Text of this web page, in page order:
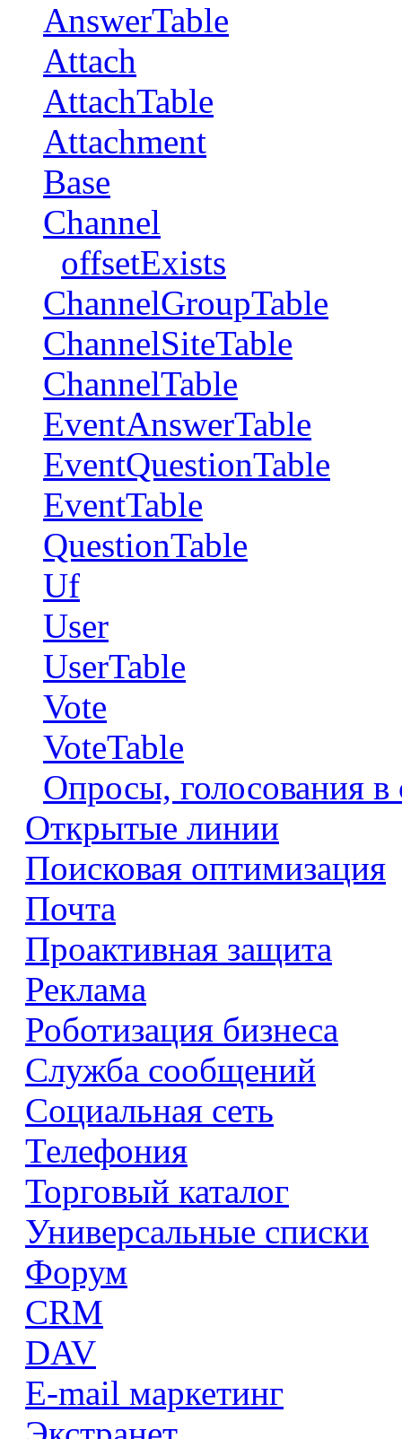
AnswerTable
Attach
AttachTable
Attachment
Base
Channel
offsetExists
ChannelGroupTable
ChannelSiteTable
ChannelTable
EventAnswerTable
EventQuestionTable
EventTable
QuestionTable
Uf
User
UserTable
Vote
VoteTable
Опросы, голосования в
Открытые линии
Поисковая оптимизация
Почта
Проактивная защита
Реклама
Роботизация бизнеса
Служба сообщений
Социальная сеть
Телефония
Торговый каталог
Универсальные списки
Форум
CRM
DAV
E-mail маркетинг